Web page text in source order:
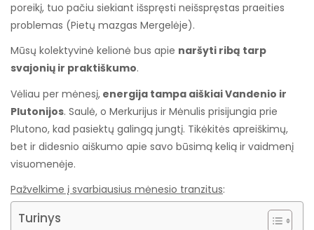
poreikį, tuo pačiu siekiant išspręsti neišspręstas praeities
problemas (Pietų mazgas Mergelėje).
Mūsų kolektyvinė kelionė bus apie naršyti ribą tarp
svajonių ir praktiškumo.
Vėliau per mėnesį, energija tampa aiškiai Vandenio ir
Plutonijos. Saulė, o Merkurijus ir Mėnulis prisijungia prie
Plutono, kad pasiektų galingą jungtį. Tikėkitės apreiškimų,
bet ir didesnio aiškumo apie savo būsimą kelią ir vaidmenį
visuomenėje.
Pažvelkime į svarbiausius mėnesio tranzitus:
Turinys